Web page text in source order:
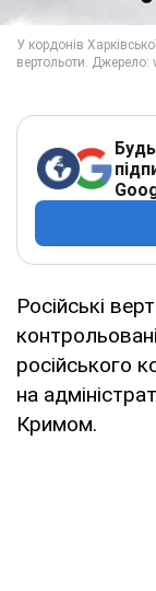
Російські
російського
на
Кримом.